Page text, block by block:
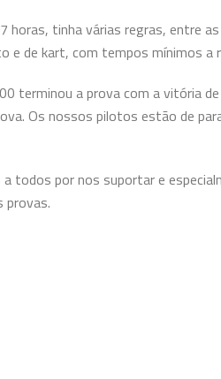
horas, tinha várias regras, entre
e de kart, com tempos mínimos
terminou a prova com a vitória
Os nossos pilotos estão de
todos por nos suportar e
provas.